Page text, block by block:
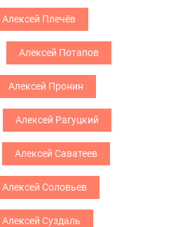
Алексей Плечёв
Алексей Потапов
Алексей Пронин
Алексей Рагуцкий
Алексей Саватеев
Алексей Соловьев
Алексей Суздаль